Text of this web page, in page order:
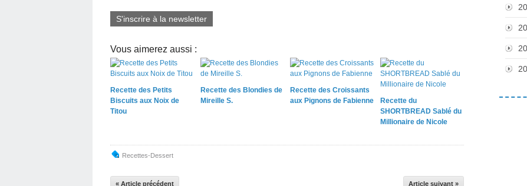
S'inscrire à la newsletter
Vous aimerez aussi :
Recette des Petits
Biscuits aux Noix de
Titou
Recette des Blondies de
Mireille S.
Recette des Croissants
aux Pignons de Fabienne
Recette du
SHORTBREAD Sablé du
Millionaire de Nicole
Recettes-Dessert
« Article précédent Article suivant »